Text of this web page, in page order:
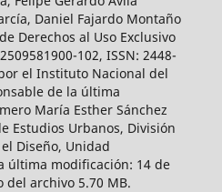
Daniel Fajardo Montaño
Derechos al Uso Exclusivo
102, ISSN: 2448-
el Instituto Nacional del
de la última
María Esther Sánchez
Estudios Urbanos, División
Diseño, Unidad
última modificación: 14 de
del archivo 5.70 MB.